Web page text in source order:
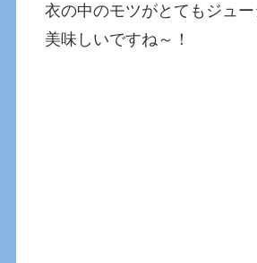
衣の中のモツがとてもジュ
美味しいですね～！